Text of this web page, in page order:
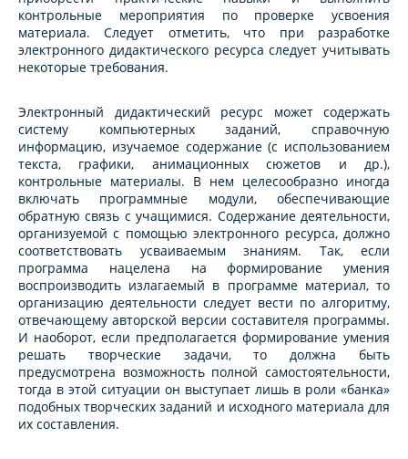
контрольные мероприятия по проверке усвоения
материала. Следует отметить, что при разработке
электронного дидактического ресурса следует учитывать
некоторые требования.
Электронный дидактический ресурс может содержать
систему компьютерных заданий, справочную
информацию, изучаемое содержание (с использованием
текста, графики, анимационных сюжетов и др.),
контрольные материалы. В нем целесообразно иногда
включать программные модули, обеспечивающие
обратную связь с учащимися. Содержание деятельности,
организуемой с помощью электронного ресурса, должно
соответствовать усваиваемым знаниям. Так, если
программа нацелена на формирование умения
воспроизводить излагаемый в программе материал, то
организацию деятельности следует вести по алгоритму,
отвечающему авторской версии составителя программы.
И наоборот, если предполагается формирование умения
решать творческие задачи, то должна быть
предусмотрена возможность полной самостоятельности,
тогда в этой ситуации он выступает лишь в роли «банка»
подобных творческих заданий и исходного материала для
их составления.